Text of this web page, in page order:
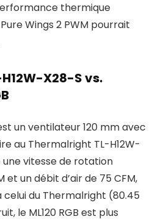
thermique
Wings 2 PWM pourrait
X28-S vs.
un ventilateur 120 mm avec
au Thermalright TL-H12W-
une vitesse de rotation
et un débit d’air de 75 CFM,
du Thermalright (80.45
le ML120 RGB est plus